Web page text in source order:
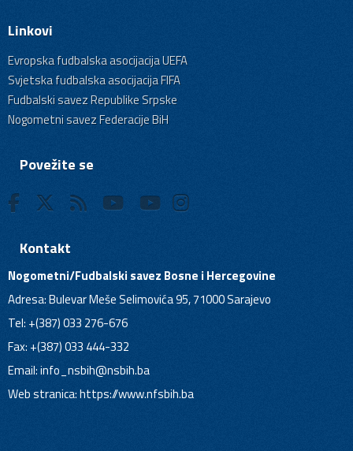
Linkovi
Evropska fudbalska asocijacija UEFA
Svjetska fudbalska asocijacija FIFA
Fudbalski savez Republike Srpske
Nogometni savez Federacije BiH
Povežite se
Kontakt
Nogometni/Fudbalski savez Bosne i Hercegovine
Adresa: Bulevar Meše Selimovića 95, 71000 Sarajevo
Tel: +(387) 033 276-676
Fax: +(387) 033 444-332
Email:info_nsbih@nsbih.ba
Web stranica: https://www.nfsbih.ba